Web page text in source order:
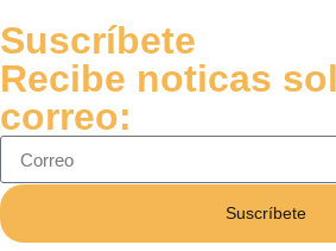
Suscríbete
Recibe noticas
correo:
Suscríbete